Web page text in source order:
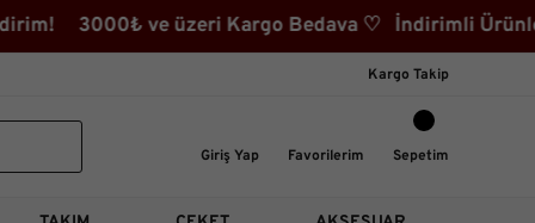
ve üzeri Kargo Bedava ♡ İndirimli
Kargo Takip
Giriş Yap Favorilerim Sepetim